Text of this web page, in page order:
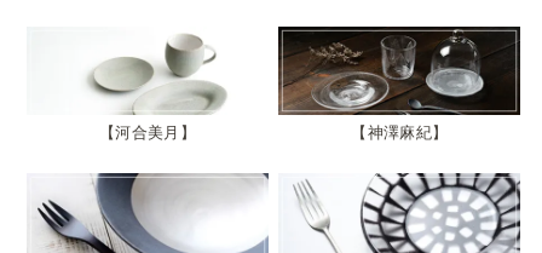
河合美月 神澤麻紀